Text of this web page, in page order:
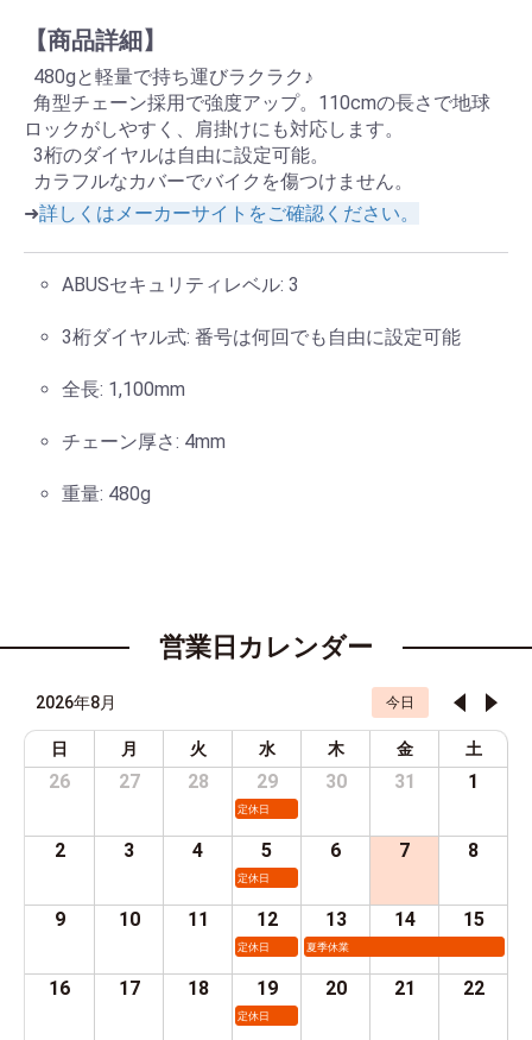
【商品詳細】
480gと軽量で持ち運びラクラク♪
角型チェーン採用で強度アップ。110cmの長さで地球
ロックがしやすく、肩掛けにも対応します。
3桁のダイヤルは自由に設定可能。
カラフルなカバーでバイクを傷つけません。
➜詳しくはメーカーサイトをご確認ください。
ABUSセキュリティレベル: 3
3桁ダイヤル式: 番号は何回でも自由に設定可能
全長: 1,100mm
チェーン厚さ: 4mm
重量: 480g
営業日カレンダー
2026年8月 今日
日 月 火 水 木 金 土
26 27 28 29
定休日
30 31 1
2 3 4 5
定休日
6 7 8
9 10 11 12
定休日
13
夏季休業
14 15
16 17 18 19
定休日
20 21 22